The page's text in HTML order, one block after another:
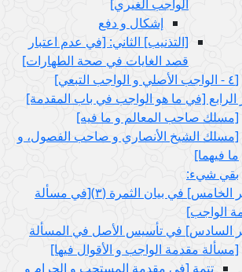
الواجب الغيري‏]
إشكال و دفع
[التذنيب‏] الثاني: [في عدم اعتبار
قصد الغايات في صحة الطهارات‏]
[٤ - الواجب الأصلي و الواجب التبعي‏]
الرابع‏ [في ما هو الواجب في باب المقدمة]
[مسلك صاحب المعالم و ما فيه‏]
[مسلك الشيخ الأنصاري و صاحب الفصول، و
ما فيهما]
بقي شي‏ء:
[الأمر الخامس‏] في بيان الثمرة (٣)[في مسألة
الواجب‏]
السادس‏] في تأسيس الأصل في المسألة
[مسألة مقدمة الواجب و الأقوال فيها]
تتمة [في مقدمة المستحب و الحرام و